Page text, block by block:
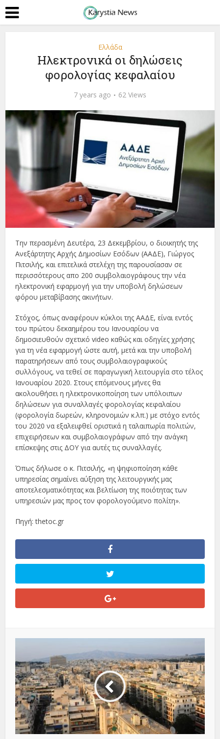
Ελλάδα
Ηλεκτρονικά οι δηλώσεις
φορολογίας κεφαλαίου
7 years ago 62 Views
Την περασμένη Δευτέρα, 23 Δεκεμβρίου, ο διοικητής της
Ανεξάρτητης Αρχής Δημοσίων Εσόδων (ΑΑΔΕ), Γιώργος
Πιτσιλής, και επιτελικά στελέχη της παρουσίασαν σε
περισσότερους απο 200 συμβολαιογράφους την νέα
ηλεκτρονική εφαρμογή για την υποβολή δηλώσεων
φόρου μεταβίβασης ακινήτων.
Στόχος, όπως αναφέρουν κύκλοι της ΑΑΔΕ, είναι εντός
του πρώτου δεκαημέρου του Ιανουαρίου να
δημοσιευθούν σχετικό video καθώς και οδηγίες χρήσης
για τη νέα εφαρμογή ώστε αυτή, μετά και την υποβολή
παρατηρήσεων από τους συμβολαιογραφικούς
συλλόγους, να τεθεί σε παραγωγική λειτουργία στο τέλος
Ιανουαρίου 2020. Στους επόμενους μήνες θα
ακολουθήσει η ηλεκτρονικοποίηση των υπόλοιπων
δηλώσεων για συναλλαγές φορολογίας κεφαλαίου
(φορολογία δωρεών, κληρονομιών κ.λπ.) με στόχο εντός
του 2020 να εξαλειφθεί οριστικά η ταλαιπωρία πολιτών,
επιχειρήσεων και συμβολαιογράφων από την ανάγκη
επίσκεψης στις ΔΟΥ για αυτές τις συναλλαγές.
Όπως δήλωσε ο κ. Πιτσιλής, «η ψηφιοποίηση κάθε
υπηρεσίας σημαίνει αύξηση της λειτουργικής μας
αποτελεσματικότητας και βελτίωση της ποιότητας των
υπηρεσιών μας προς τον φορολογούμενο πολίτη».
Πηγή: thetoc.gr